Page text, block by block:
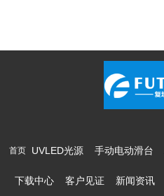
首页 UVLED光源 手动电动滑台
下载中心 客户见证 新闻资讯